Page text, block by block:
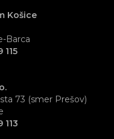
Košice
Barca
115
73 (smer Prešov)
113